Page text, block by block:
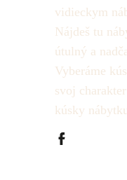
vidieckym
Nájdeš tu
útulný a
Vyberáme
svoj
kúsky